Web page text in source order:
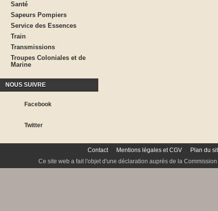
Santé
Sapeurs Pompiers
Service des Essences
Train
Transmissions
Troupes Coloniales et de
Marine
NOUS SUIVRE
Facebook
Twitter
Contact Mentions légales et CGV
Plan du
Ce site web a fait l'objet d'une déclaration auprès de la